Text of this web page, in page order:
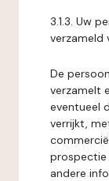
3.1.3. Uw
verzameld
De
verzamelt
eventueel
verrijkt,
prospectie
andere